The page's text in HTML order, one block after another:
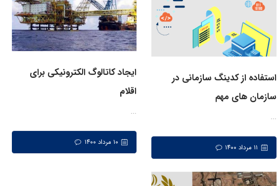
استفاده از کدینگ سازمانی در
سازمان های مهم
...
ایجاد کاتالوگ الکترونیکی برای
اقلام
...